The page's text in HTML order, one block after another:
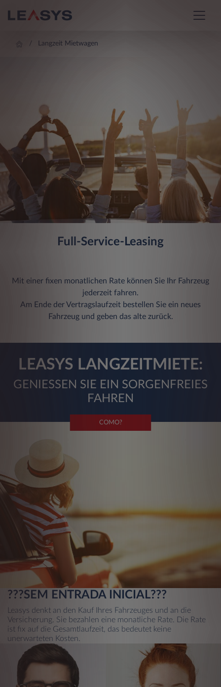
Langzeit Mietwagen
Full-Service-Leasing
Mit einer fixen monatlichen Rate können Sie Ihr Fahrzeug
jederzeit fahren.
Am Ende der Vertragslaufzeit bestellen Sie ein neues
Fahrzeug und geben das alte zurück.
COMO?
LEASYS LANGZEITMIETE:
GENIESSEN SIE EIN SORGENFREIES
FAHREN
???SEM ENTRADA INICIAL???
Leasys denkt an den Kauf Ihres Fahrzeuges und an die
Versicherung. Sie bezahlen eine monatliche Rate. Die Rate
ist fix auf die Gesamtlaufzeit, das bedeutet keine
unerwarteten Kosten.